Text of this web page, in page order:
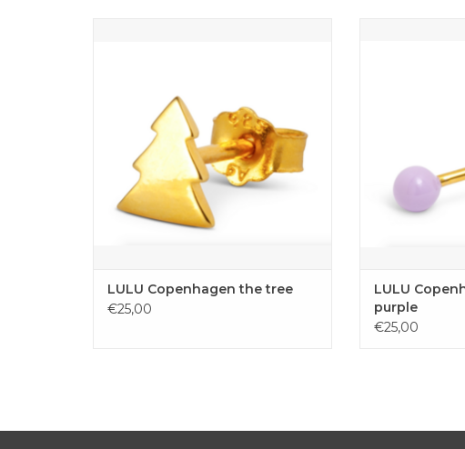
LULU Copenhagen the tree
€25,00
LULU
purple
€25,00